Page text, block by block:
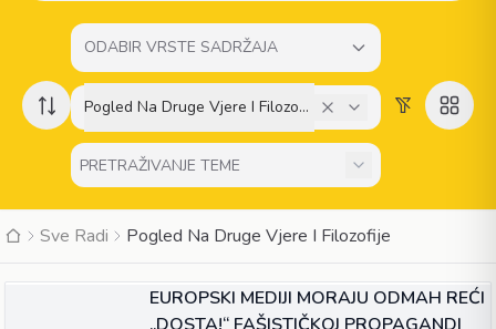
ODABIR VRSTE SADRŽAJA
Pogled Na Druge Vjere I Filozofije
Sve Radi Pogled Na Druge Vjere I Filozofije
EUROPSKI MEDIJI MORAJU ODMAH REĆI